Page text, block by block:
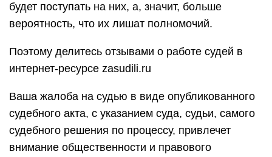
будет поступать на них, а, значит, больше
вероятность, что их лишат полномочий.
Поэтому делитесь отзывами о работе судей в
интернет-ресурсе zasudili.ru
Ваша жалоба на судью в виде опубликованного
судебного акта, с указанием суда, судьи, самого
судебного решения по процессу, привлечет
внимание общественности и правового